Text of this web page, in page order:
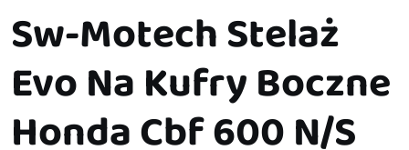
Sw-Motech Stelaż
Evo Na Kufry Boczne
Honda Cbf 600 N/S